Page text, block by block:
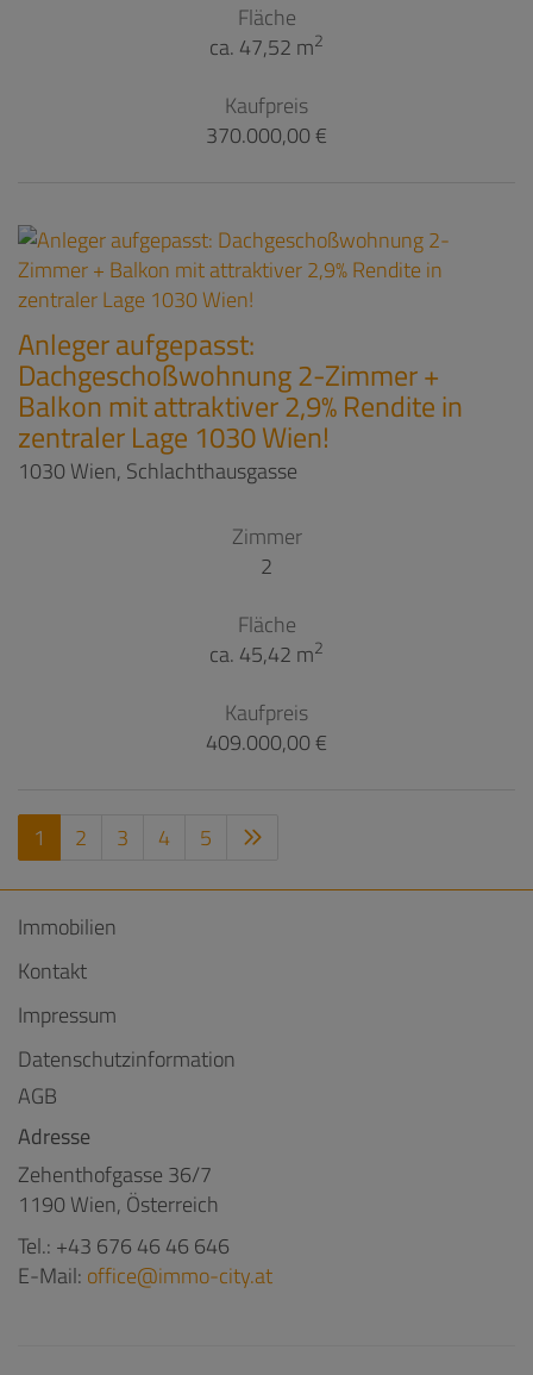
Fläche
ca. 47,52 m2
Kaufpreis
370.000,00 €
Anleger aufgepasst:
Dachgeschoßwohnung 2-Zimmer +
Balkon mit attraktiver 2,9% Rendite in
zentraler Lage 1030 Wien!
1030 Wien, Schlachthausgasse
Zimmer
2
Fläche
ca. 45,42 m2
Kaufpreis
409.000,00 €
1 2 3 4 5
Immobilien
Kontakt
Impressum
Datenschutzinformation
AGB
Adresse
Zehenthofgasse 36/7
1190 Wien, Österreich
Tel.: +43 676 46 46 646
E-Mail: office@immo-city.at